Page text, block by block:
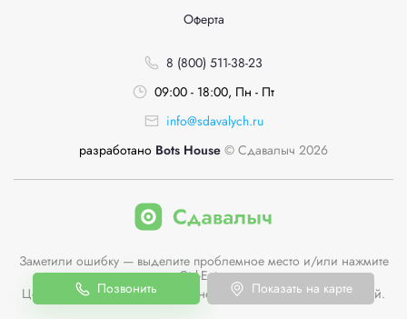
Позвонить Показать на карте
Оферта
8 (800) 511-38-23
09:00 - 18:00, Пн - Пт
info@sdavalych.ru
разработано Bots House © Сдавалыч 2026
Заметили ошибку — выделите проблемное место и/или нажмите
Ctrl-Enter
Цены пунктов приема на сайте не являются публичной офертой.